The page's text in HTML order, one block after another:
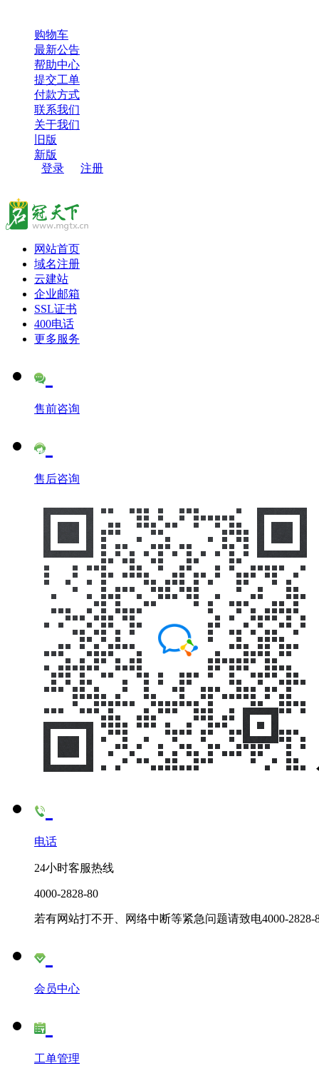
购物车
最新公告
帮助中心
提交工单
付款方式
联系我们
关于我们
旧版
新版
登录
注册
网站首页
域名注册
云建站
企业邮箱
SSL证书
400电话
更多服务
售前咨询
售后咨询
电话
24小时客服热线
4000-2828-80
若有网站打不开、网络中断等紧急问题请致电4000-2828-
会员中心
工单管理